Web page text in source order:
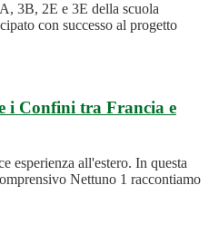
3B, 2E e 3E della scuola
con successo al progetto
i Confini tra Francia e
esperienza all'estero. In questa
Nettuno 1 raccontiamo